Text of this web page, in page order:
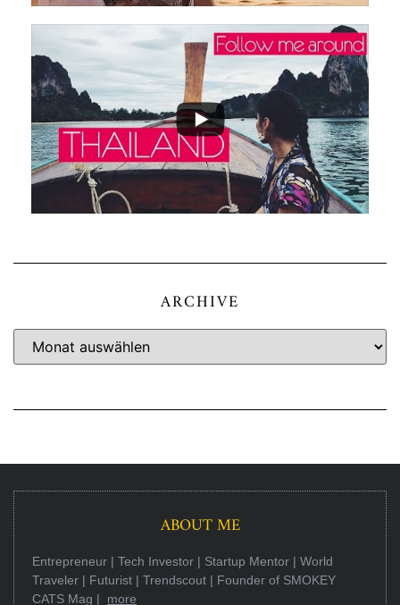
ARCHIVE
ABOUT ME
Entrepreneur | Tech Investor | Startup Mentor | World
Traveler | Futurist | Trendscout | Founder of SMOKEY
CATS Mag | more